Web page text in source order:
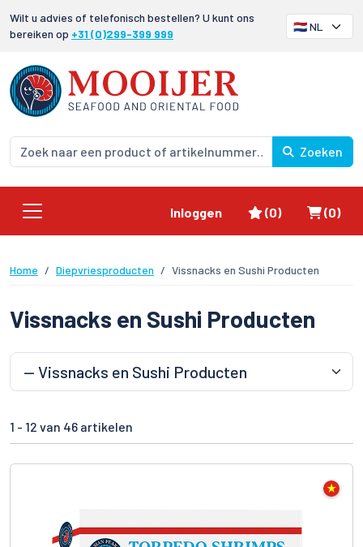
Wilt u advies of telefonisch bestellen? U kunt ons
bereiken op +31 (0)299-399 999
Zoeken
Inloggen Favorieten
(0) (0)
Home Diepvriesproducten Vissnacks en Sushi Producten
Vissnacks en Sushi Producten
1 - 12 van 46 artikelen